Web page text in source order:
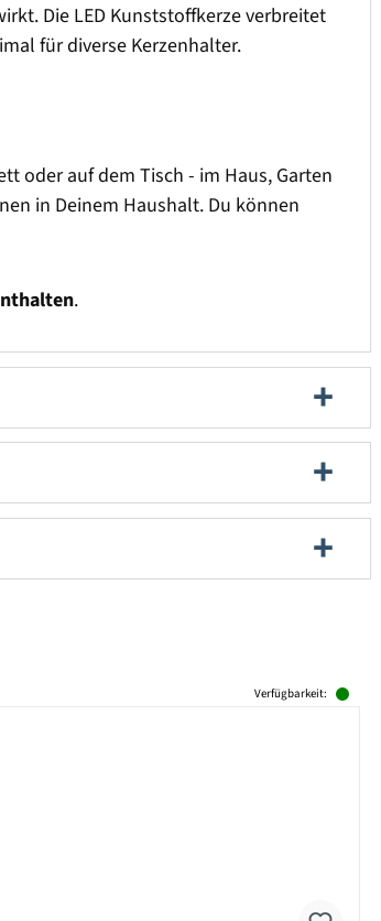
Die LED Kunststoffkerze verbreitet
für diverse Kerzenhalter.
oder auf dem Tisch - im Haus, Garten
in Deinem Haushalt. Du können
.
Verfügbarkeit: